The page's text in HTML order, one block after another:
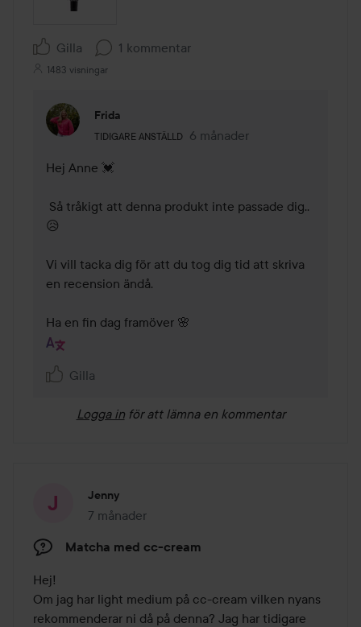
Gilla 1 kommentar
1483 visningar
Frida
TIDIGARE ANSTÄLLD
Användarens roll: Tidigare anställd.
6 månader
Kommentaren lades 6
Hej Anne 💓
😥
Vi vill tacka dig för att du tog dig tid att skriva
en recension ändå.
Ha en fin dag framöver 🌸
Gilla
Logga in för att lämna en kommentar
Jenny
7 månader
Inlägget skapades 7 månader
Matcha med cc-cream
Hej!
Om jag har light medium på cc-cream vilken nyans
rekommenderar ni då på denna? Jag har tidigare